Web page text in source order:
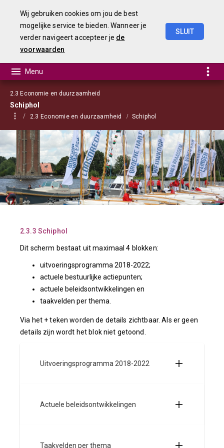
2.3 Economie en duurzaamheid
Schiphol
2.3 Economie en duurzaamheid Schiphol
2.3.3 Schiphol
Dit scherm bestaat uit maximaal 4 blokken:
uitvoeringsprogramma 2018-2022;
actuele bestuurlijke actiepunten;
actuele beleidsontwikkelingen en
taakvelden per thema.
Via het + teken worden de details zichtbaar. Als er geen
details zijn wordt het blok niet getoond.
Uitvoeringsprogramma 2018-2022
Actuele beleidsontwikkelingen
Taakvelden per thema
Wij gebruiken cookies om jou de best
mogelijke service te bieden. Wanneer je
verder navigeert accepteer je de
voorwaarden
SLUIT